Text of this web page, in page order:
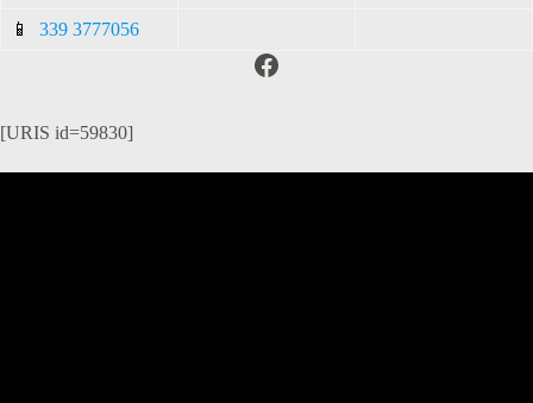
📱 339 3777056
Facebook
[URIS id=59830]